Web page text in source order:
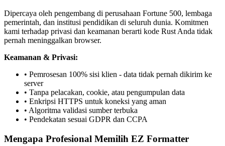
Dipercaya oleh pengembang di perusahaan Fortune 500, lembaga
pemerintah, dan institusi pendidikan di seluruh dunia. Komitmen
kami terhadap privasi dan keamanan berarti kode Rust Anda tidak
pernah meninggalkan browser.
Keamanan & Privasi:
• Pemrosesan 100% sisi klien - data tidak pernah dikirim ke
server
• Tanpa pelacakan, cookie, atau pengumpulan data
• Enkripsi HTTPS untuk koneksi yang aman
• Algoritma validasi sumber terbuka
• Pendekatan sesuai GDPR dan CCPA
Mengapa Profesional Memilih EZ Formatter